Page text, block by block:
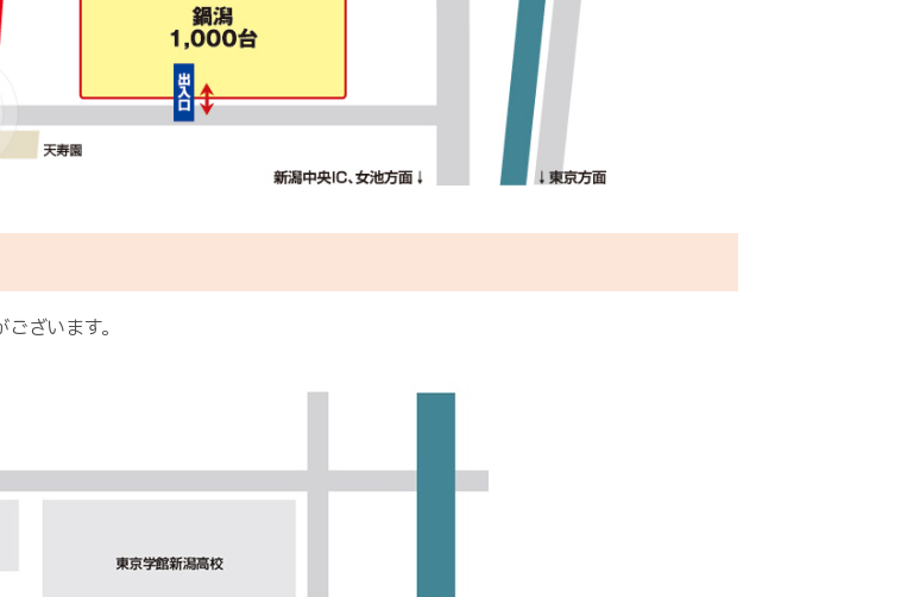
ざいます。